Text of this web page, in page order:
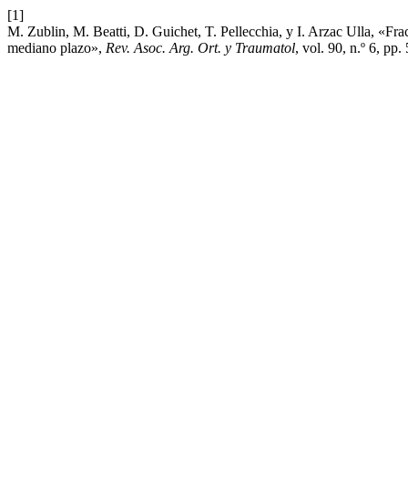
[1]
M. Zublin, M. Beatti, D. Guichet, T. Pellecchia, y I. Arzac Ulla,
mediano plazo», Rev. Asoc. Arg. Ort. y Traumatol, vol. 90, n.º 6, pp.